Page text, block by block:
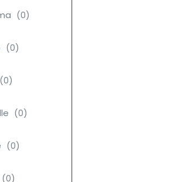
(0)
(0)
(0)
(0)
(0)
(0)